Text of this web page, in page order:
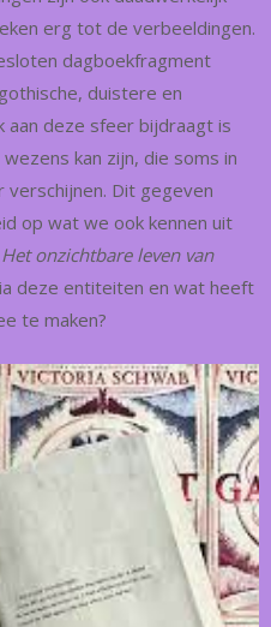
erg tot de verbeeldingen.
dagboekfragment
duistere en
aan deze sfeer bijdraagt is
kan zijn, die soms in
verschijnen. Dit gegeven
op wat we ook kennen uit
Het onzichtbare leven van
deze entiteiten en wat heeft
te maken?